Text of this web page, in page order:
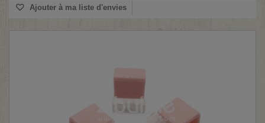
Ajouter à ma liste d'envies